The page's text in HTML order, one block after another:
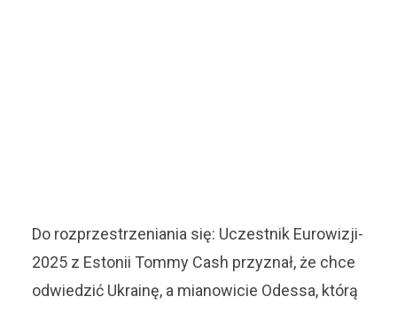
Do rozprzestrzeniania się: Uczestnik Eurowizji-
2025 z Estonii Tommy Cash przyznał, że chce
odwiedzić Ukrainę, a mianowicie Odessa, którą